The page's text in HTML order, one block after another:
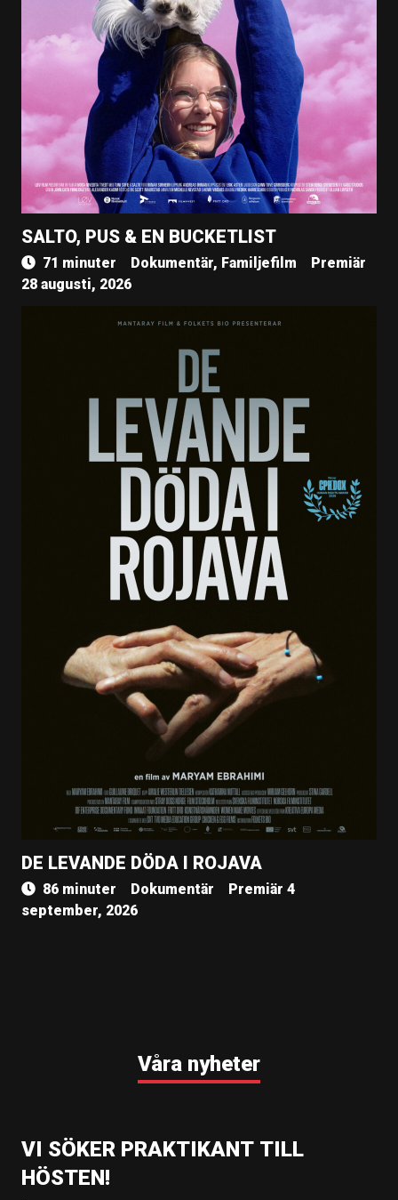
SALTO, PUS & EN BUCKETLIST
71 minuter Dokumentär, Familjefilm
Premiär
28 augusti, 2026
DE LEVANDE DÖDA I ROJAVA
86 minuter Dokumentär
Premiär 4
september, 2026
Våra nyheter
VI SÖKER PRAKTIKANT TILL
HÖSTEN!